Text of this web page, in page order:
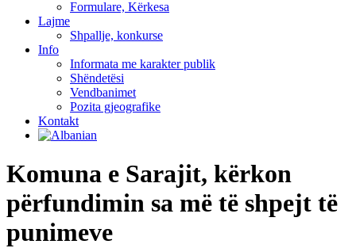
Formulare, Kërkesa
Lajme
Shpallje, konkurse
Info
Informata me karakter publik
Shëndetësi
Vendbanimet
Pozita gjeografike
Kontakt
Komuna e Sarajit, kërkon
përfundimin sa më të shpejt të
punimeve